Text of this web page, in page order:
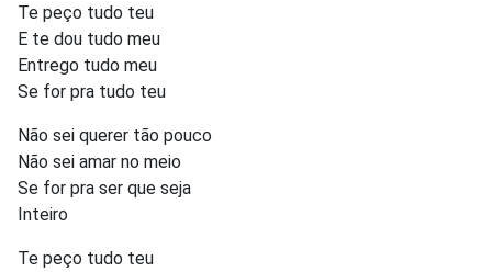
Te peço tudo teu
E te dou tudo meu
Entrego tudo meu
Se for pra tudo teu
Não sei querer tão pouco
Não sei amar no meio
Se for pra ser que seja
Inteiro
Te peço tudo teu